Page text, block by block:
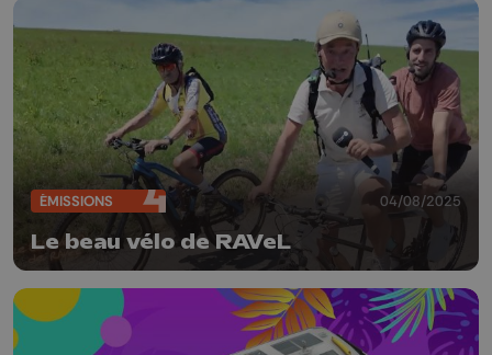
ÉMISSIONS 04/08/2025
Le beau vélo de RAVeL